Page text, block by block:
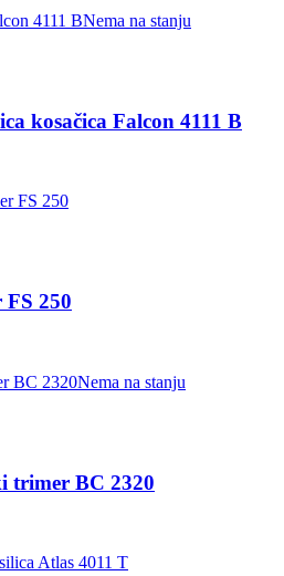
Nema na stanju
kosačica Falcon 4111 B
250
Nema na stanju
trimer BC 2320